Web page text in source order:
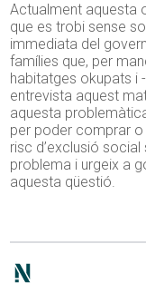
Actualment aquesta
que es trobi sense
immediata del
famílies que, per
habitatges okupats i
entrevista aquest
aquesta
per poder comprar o
risc d’exclusió social
problema i urgeix a
aquesta qüestió.